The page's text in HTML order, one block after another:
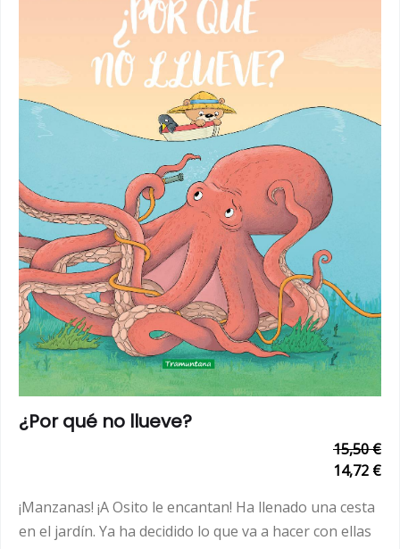
¿Por qué no llueve?
15,50 €
14,72 €
¡Manzanas! ¡A Osito le encantan! Ha llenado una cesta
en el jardín. Ya ha decidido lo que va a hacer con ellas